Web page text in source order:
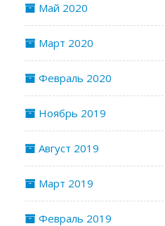
Май 2020
Март 2020
Февраль 2020
Ноябрь 2019
Август 2019
Март 2019
Февраль 2019